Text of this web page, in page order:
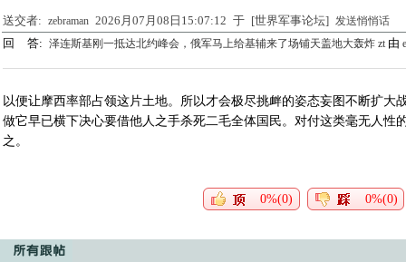
送交者: zebraman 2026月07月08日15:07:12 于 [世界军事论坛] 发送悄悄话
回 答: 泽连斯基刚一抵达北约峰会，俄军马上给基辅来了场铺天盖地大轰炸 zt 由
以便让摩西率部占领这片土地。所以才会极尽挑衅的姿态妄图不断扩大
做它早已横下决心要借他人之手杀死二毛全体国民。对付这类毫无人性
之。
0%(0) 0%(0)